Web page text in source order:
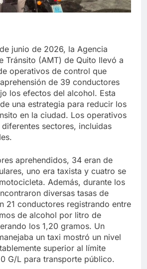
junio de 2026, la Agencia
Tránsito (AMT) de Quito llevó a
operativos de control que
de 39 conductores
los efectos del alcohol. Esta
una estrategia para reducir los
en la ciudad. Los operativos
sectores, incluidas
aprehendidos, 34 eran de
uno era taxista y cuatro se
Además, durante los
diversas tasas de
21 conductores registrando entre
de alcohol por litro de
los 1,20 gramos. Un
un taxi mostró un nivel
superior al límite
G/L para transporte público.